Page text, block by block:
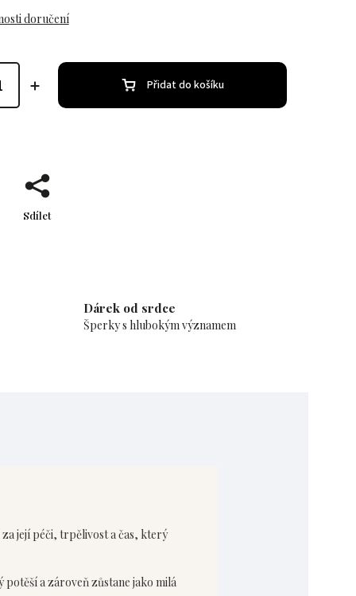
doručení
Přidat do košíku
Sdílet
Dárek od srdce
Šperky s hlubokým významem
její péči, trpělivost a čas, který
potěší a zároveň zůstane jako milá